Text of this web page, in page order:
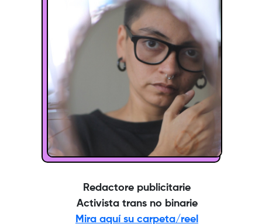
Redactore publicitarie
Activista trans no binarie
Mira aquí su carpeta/reel